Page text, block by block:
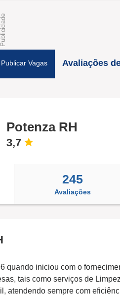
Publicar Vagas Avaliações
Potenza RH
3,7
245
Avaliações
quando iniciou com o
tais como serviços de
atendendo sempre com